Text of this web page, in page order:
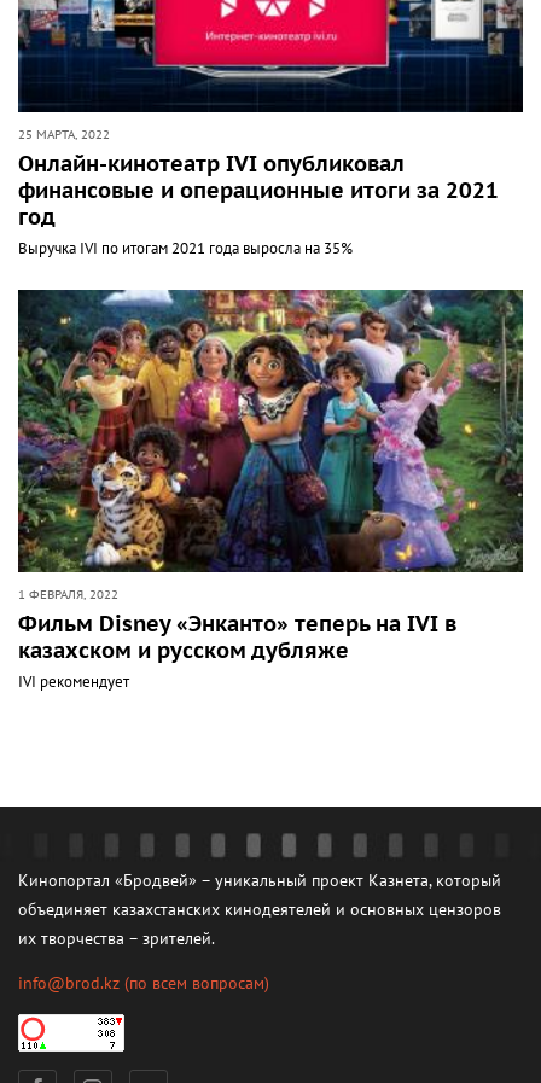
25 МАРТА, 2022
Онлайн-кинотеатр IVI опубликовал
финансовые и операционные итоги за 2021
год
Выручка IVI по итогам 2021 года выросла на 35%
1 ФЕВРАЛЯ, 2022
Фильм Disney «Энканто» теперь на IVI в
казахском и русском дубляже
IVI рекомендует
Кинопортал «Бродвей» – уникальный проект Казнета, который
объединяет казахстанских кинодеятелей и основных цензоров
их творчества – зрителей.
info@brod.kz (по всем вопросам)